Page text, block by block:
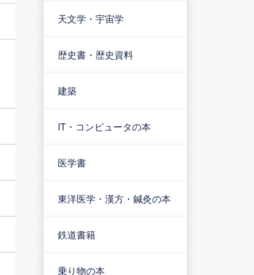
天文学・宇宙学
歴史書・歴史資料
建築
IT・コンピュータの本
医学書
東洋医学・漢方・鍼灸の本
鉄道書籍
乗り物の本